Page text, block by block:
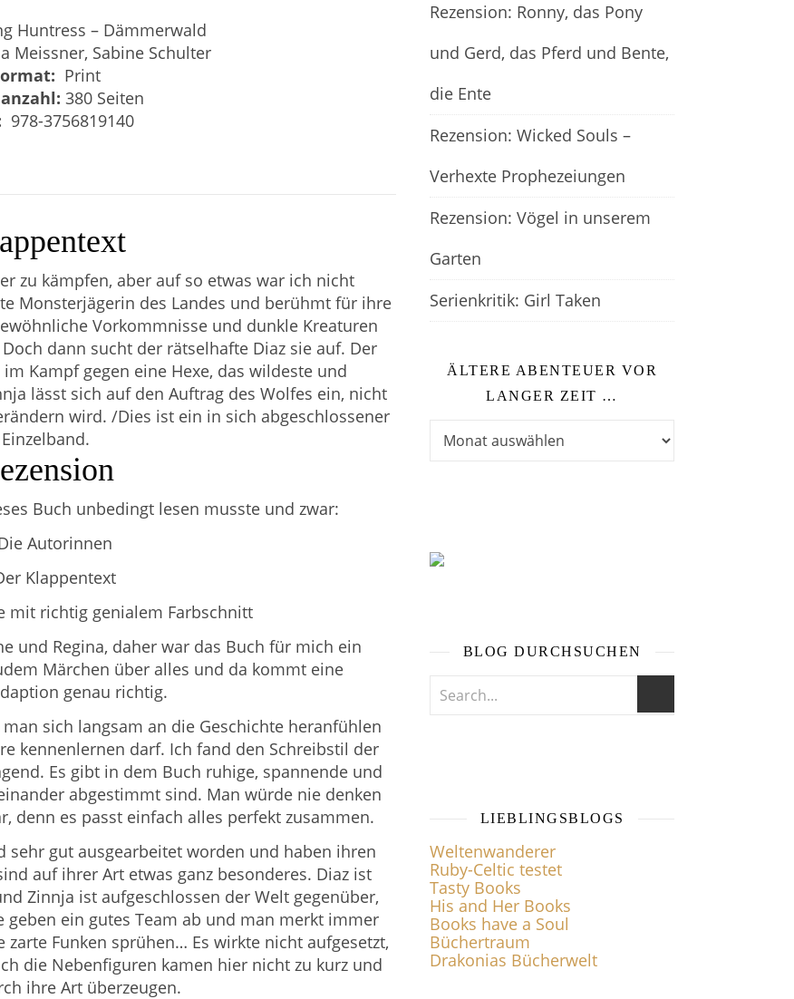
Huntress – Dämmerwald
Meissner, Sabine Schulter
Print
380 Seiten
978-3756819140
zu kämpfen, aber auf so etwas war ich nicht
Monsterjägerin des Landes und berühmt für ihre
Vorkommnisse und dunkle Kreaturen
dann sucht der rätselhafte Diaz sie auf. Der
Kampf gegen eine Hexe, das wildeste und
lässt sich auf den Auftrag des Wolfes ein, nicht
wird. /Dies ist ein in sich abgeschlossener
Einzelband.
Buch unbedingt lesen musste und zwar:
Autorinnen
Klappentext
mit richtig genialem Farbschnitt
und Regina, daher war das Buch für mich ein
Märchen über alles und da kommt eine
genau richtig.
sich langsam an die Geschichte heranfühlen
kennenlernen darf. Ich fand den Schreibstil der
Es gibt in dem Buch ruhige, spannende und
abgestimmt sind. Man würde nie denken
denn es passt einfach alles perfekt zusammen.
sehr gut ausgearbeitet worden und haben ihren
auf ihrer Art etwas ganz besonderes. Diaz ist
Zinnja ist aufgeschlossen der Welt gegenüber,
ein gutes Team ab und man merkt immer
Funken sprühen… Es wirkte nicht aufgesetzt,
die Nebenfiguren kamen hier nicht zu kurz und
ihre Art überzeugen.
Rezension: Ronny, das Pony
und Gerd, das Pferd und Bente,
die Ente
Rezension: Wicked Souls –
Verhexte Prophezeiungen
Rezension: Vögel in unserem
Garten
Serienkritik: Girl Taken
ÄLTERE ABENTEUER VOR
LANGER ZEIT …
BLOG DURCHSUCHEN
LIEBLINGSBLOGS
Weltenwanderer
Ruby-Celtic testet
Tasty Books
His and Her Books
Books have a Soul
Büchertraum
Drakonias Bücherwelt